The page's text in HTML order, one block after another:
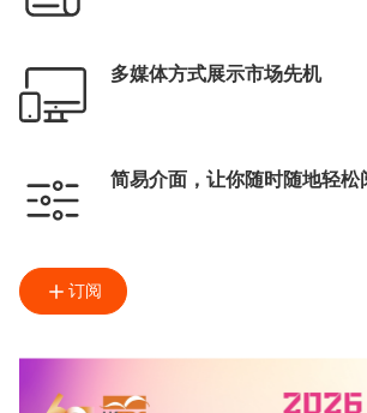
多媒体方式展示市场先机
简易介面，让你随时随地轻松
订阅